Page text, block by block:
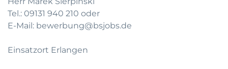
Tel.: 09131 940 210 oder
E-Mail: bewerbung@bsjobs.de
Einsatzort Erlangen